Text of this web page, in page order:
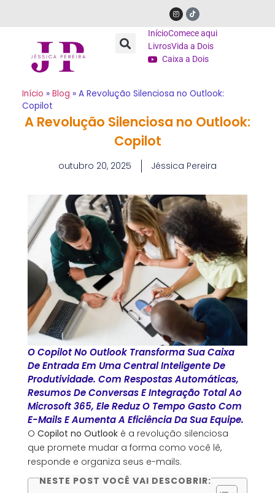
InícioComece aqui
LivrosVida a Dois
Caixa a Dois
Início » Blog » A Revolução Silenciosa no Outlook:
Copilot
A Revolução Silenciosa no Outlook:
Copilot
outubro 20, 2025 Jéssica Pereira
O Copilot No Outlook Transforma Sua Caixa
De Entrada Em Uma Central Inteligente De
Produtividade. Com Respostas Automáticas,
Resumos De Conversas E Integração Total Ao
Microsoft 365, Ele Reduz O Tempo Gasto Com
E-Mails E Aumenta A Eficiência Da Sua Equipe.
O Copilot no Outlooké a revolução silenciosa
que promete mudar a forma como você lê,
responde e organiza seus e-mails.
NESTE POST VOCÊ VAI DESCOBRIR: